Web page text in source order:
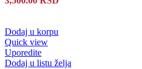
Dodaj u korpu
Quick view
Uporedite
Dodaj u listu želja